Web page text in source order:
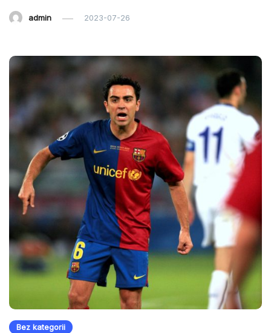
admin 2023-07-26
Bez kategorii